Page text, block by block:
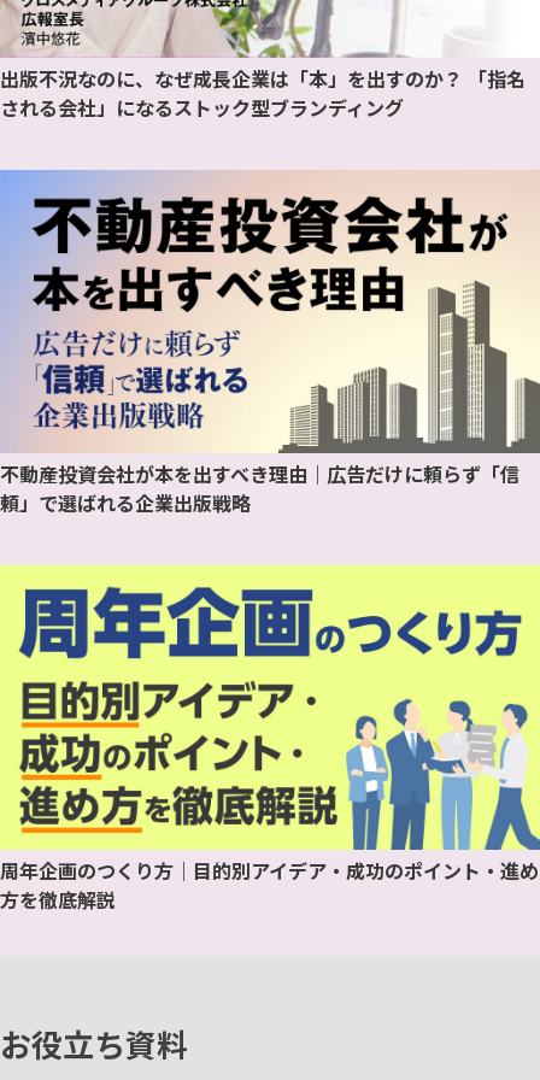
出版不況なのに、なぜ成長企業は「本」を出すのか？ 「指名
される会社」になるストック型ブランディング
不動産投資会社が本を出すべき理由｜広告だけに頼らず「信
頼」で選ばれる企業出版戦略
周年企画のつくり方｜目的別アイデア・成功のポイント・進め
方を徹底解説
お役立ち資料